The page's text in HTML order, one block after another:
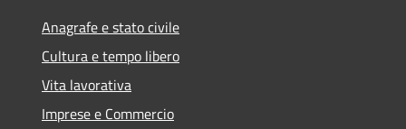
Anagrafe e stato civile
Cultura e tempo libero
Vita lavorativa
Imprese e Commercio